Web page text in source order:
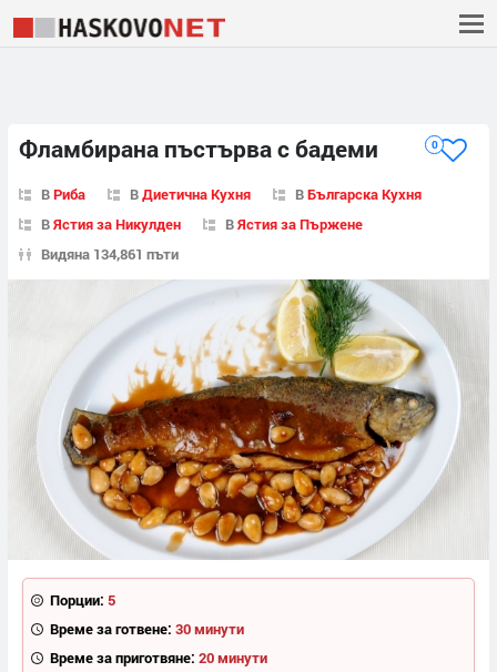
Фламбирана пъстърва с бадеми 0
ВРиба ВДиетична Кухня ВБългарска Кухня
ВЯстия за Никулден ВЯстия за Пържене
Видяна 134,861 пъти
Порции: 5
Време за готвене: 30 минути
Време за приготвяне: 20 минути